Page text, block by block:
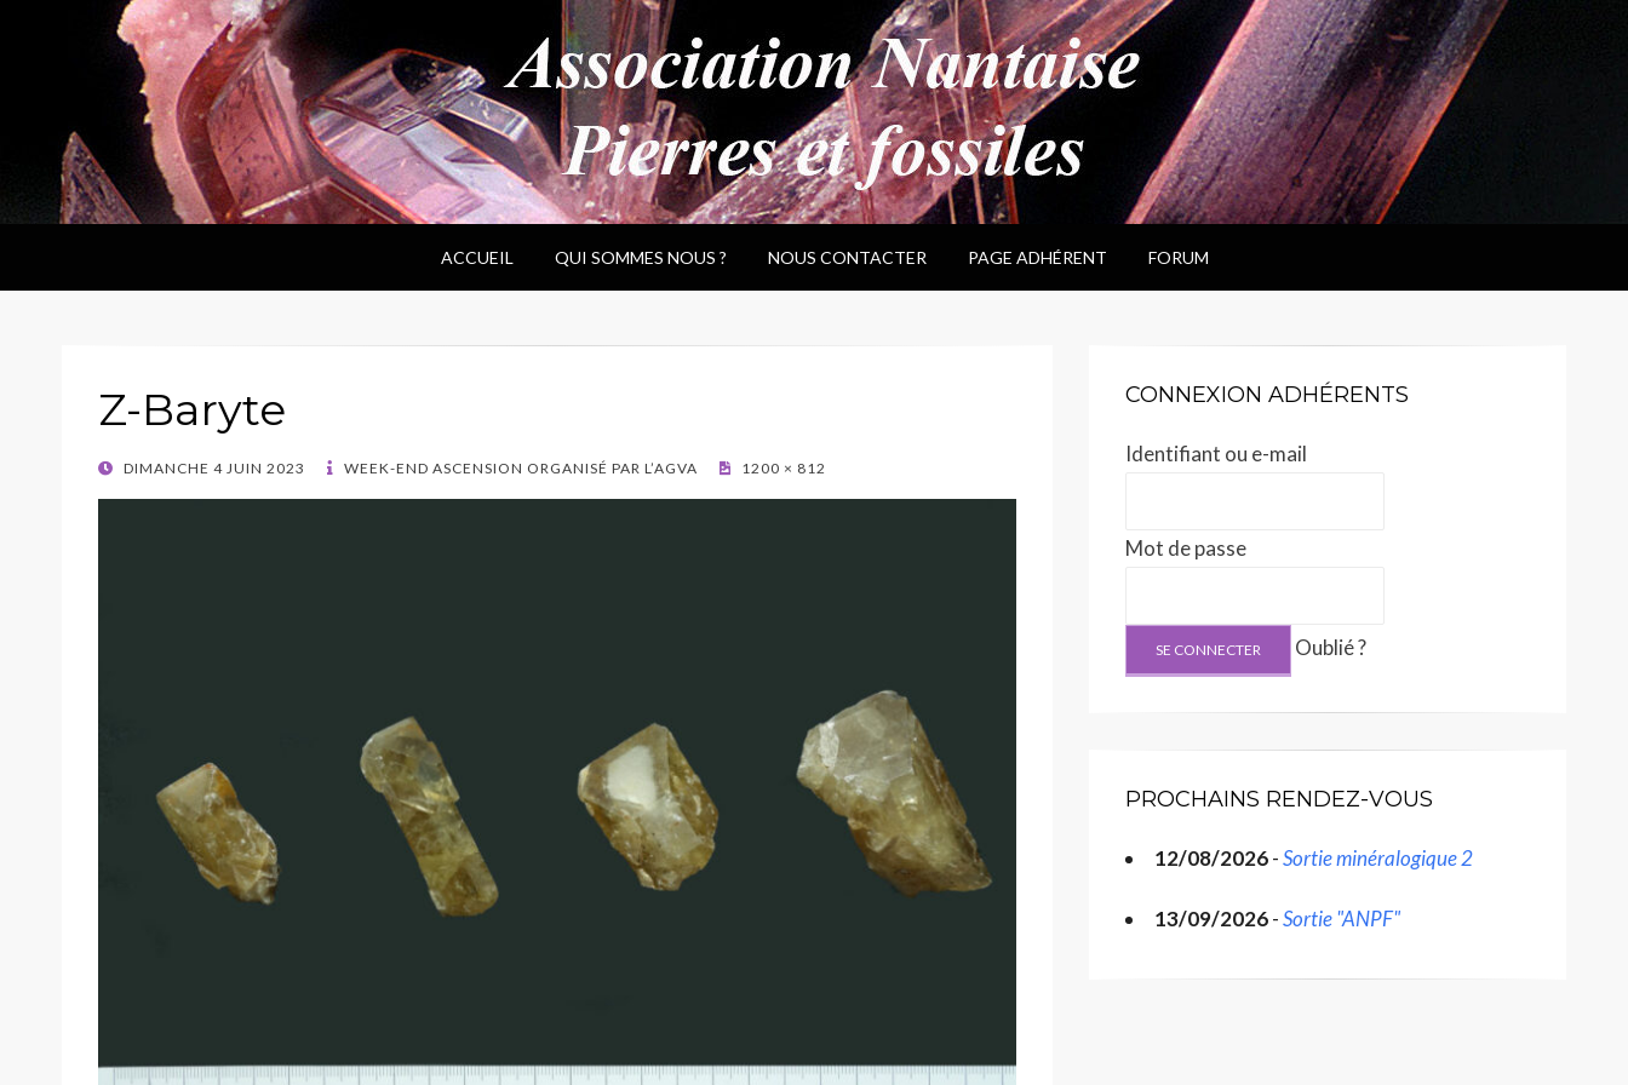
ANPF
Association Nantaise Pierres et Fossiles
ACCUEIL QUI SOMMES NOUS ? NOUS CONTACTER PAGE ADHÉRENT FORUM
Z-Baryte
POSTED
DIMANCHE 4 JUIN 2023 WEEK-END ASCENSION ORGANISÉ PAR L’AGVA 1200 × 812
CONNEXION ADHÉRENTS
Identifiant ou e-mail
Mot de passe
Oublié ?
PROCHAINS RENDEZ-VOUS
12/08/2026-Sortie minéralogique 2
13/09/2026-Sortie "ANPF"